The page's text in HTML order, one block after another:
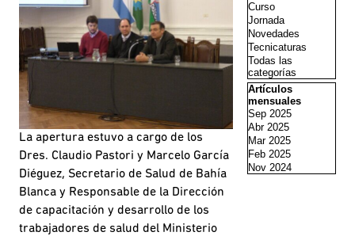
La apertura estuvo a cargo de los
Dres. Claudio Pastori y Marcelo García
Diéguez, Secretario de Salud de Bahía
Blanca y Responsable de la Dirección
de capacitación y desarrollo de los
trabajadores de salud del Ministerio
Curso
Jornada
Novedades
Tecnicaturas
Todas las
categorías
Saltar el bloque
Artículos
mensuales
Sep 2025
Abr 2025
Mar 2025
Feb 2025
Nov 2024